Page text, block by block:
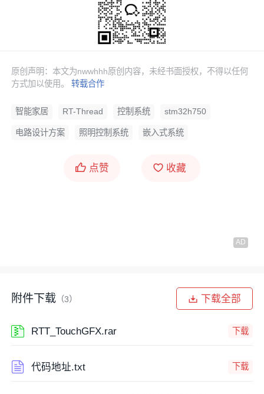
原创声明：本文为nwwhhh原创内容，未经书面授权，不得以任何
方式加以使用。转载合作
智能家居 RT-Thread 控制系统 stm32h750
电路设计方案 照明控制系统 嵌入式系统
点赞 收藏
附件下载 （3） 下载全部
RTT_TouchGFX.rar 下载
代码地址.txt 下载